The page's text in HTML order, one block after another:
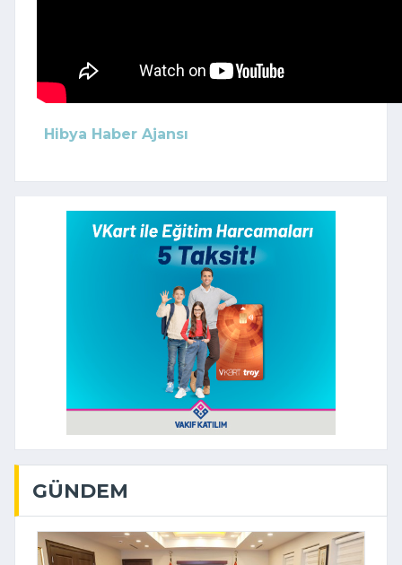
Hibya Haber Ajansı
GÜNDEM